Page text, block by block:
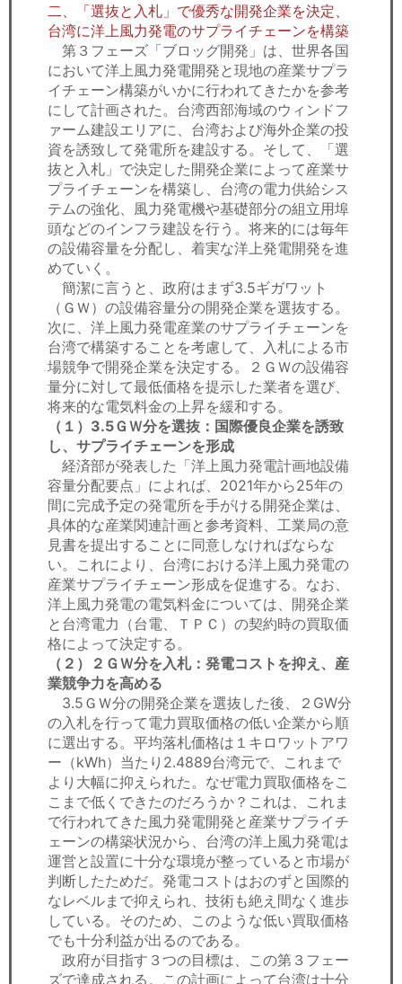
二、「選抜と入札」で優秀な開発企業を決定、
台湾に洋上風力発電のサプライチェーンを構築
第３フェーズ「ブロッグ開発」は、世界各国
において洋上風力発電開発と現地の産業サプラ
イチェーン構築がいかに行われてきたかを参考
にして計画された。台湾西部海域のウィンドフ
ァーム建設エリアに、台湾および海外企業の投
資を誘致して発電所を建設する。そして、「選
抜と入札」で決定した開発企業によって産業サ
プライチェーンを構築し、台湾の電力供給シス
テムの強化、風力発電機や基礎部分の組立用埠
頭などのインフラ建設を行う。将来的には毎年
の設備容量を分配し、着実な洋上発電開発を進
めていく。
簡潔に言うと、政府はまず3.5ギガワット
（ＧＷ）の設備容量分の開発企業を選抜する。
次に、洋上風力発電産業のサプライチェーンを
台湾で構築することを考慮して、入札による市
場競争で開発企業を決定する。２ＧＷの設備容
量分に対して最低価格を提示した業者を選び、
将来的な電気料金の上昇を緩和する。
（１）3.5ＧＷ分を選抜：国際優良企業を誘致
し、サプライチェーンを形成
経済部が発表した「洋上風力発電計画地設備
容量分配要点」によれば、2021年から25年の
間に完成予定の発電所を手がける開発企業は、
具体的な産業関連計画と参考資料、工業局の意
見書を提出することに同意しなければならな
い。これにより、台湾における洋上風力発電の
産業サプライチェーン形成を促進する。なお、
洋上風力発電の電気料金については、開発企業
と台湾電力（台電、ＴＰＣ）の契約時の買取価
格によって決定する。
（２）２ＧＷ分を入札：発電コストを抑え、産
業競争力を高める
3.5ＧＷ分の開発企業を選抜した後、２GW分
の入札を行って電力買取価格の低い企業から順
に選出する。平均落札価格は１キロワットアワ
ー（kWh）当たり2.4889台湾元で、これまで
より大幅に抑えられた。なぜ電力買取価格をこ
こまで低くできたのだろうか？これは、これま
で行われてきた風力発電開発と産業サプライチ
ェーンの構築状況から、台湾の洋上風力発電は
運営と設置に十分な環境が整っていると市場が
判断したためだ。発電コストはおのずと国際的
なレベルまで抑えられ、技術も絶え間なく進歩
している。そのため、このような低い買取価格
でも十分利益が出るのである。
政府が目指す３つの目標は、この第３フェー
ズで達成される。この計画によって台湾は十分